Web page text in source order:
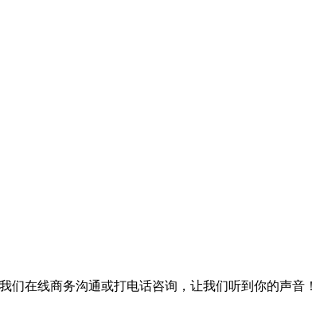
在线商务沟通或打电话咨询，让我们听到你的声音！